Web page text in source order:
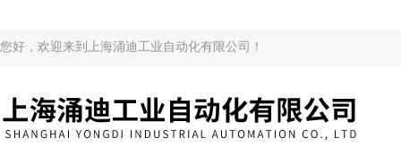
您好，欢迎来到上海涌迪工业自动化有限公司！